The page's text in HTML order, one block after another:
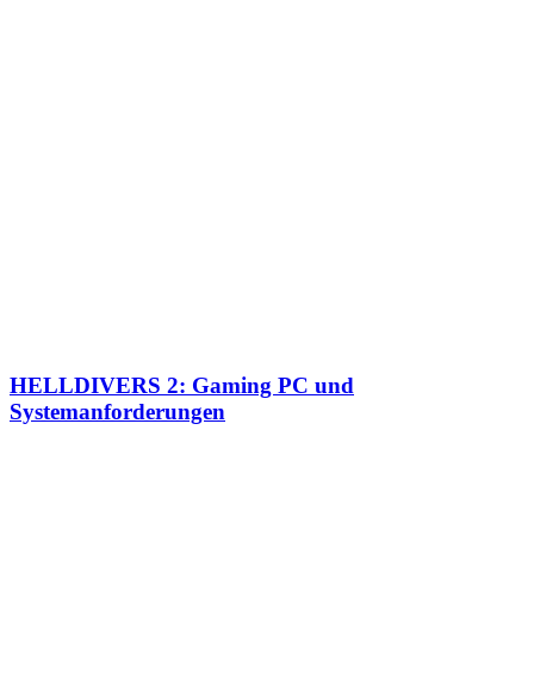
HELLDIVERS 2: Gaming PC und
Systemanforderungen